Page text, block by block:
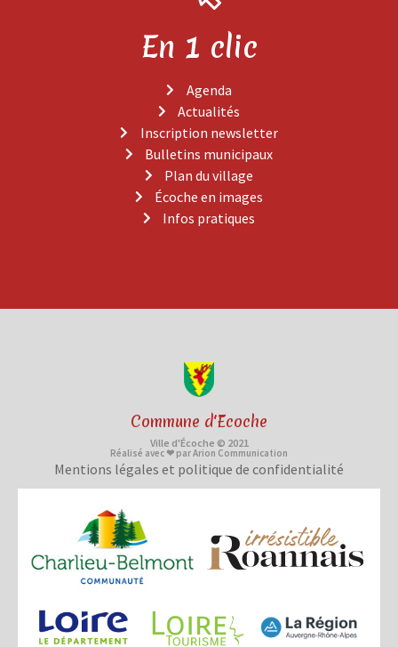
En 1 clic
Agenda
Actualités
Inscription newsletter
Bulletins municipaux
Plan du village
Écoche en images
Infos pratiques
Commune d'Ecoche
Ville d'Écoche © 2021
Réalisé avec ❤ par Arion Communication
Mentions légales et politique de confidentialité